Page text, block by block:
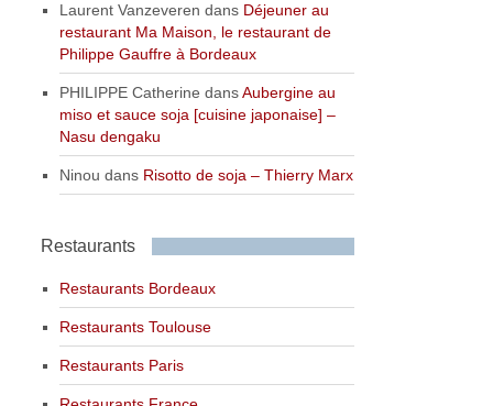
Laurent Vanzeveren dans Déjeuner au
restaurant Ma Maison, le restaurant de
Philippe Gauffre à Bordeaux
PHILIPPE Catherine dansAubergine au
miso et sauce soja [cuisine japonaise] –
Nasu dengaku
Ninou dans Risotto de soja – Thierry Marx
Restaurants
Restaurants Bordeaux
Restaurants Toulouse
Restaurants Paris